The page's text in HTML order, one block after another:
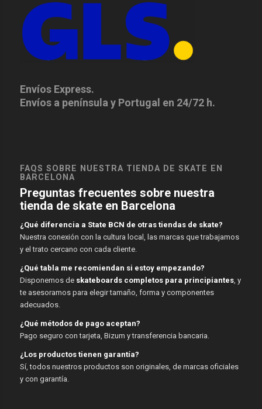
Envíos Express.
Envíos a península y Portugal en 24/72 h.
FAQS SOBRE NUESTRA TIENDA DE SKATE EN
BARCELONA
Preguntas frecuentes sobre nuestra
tienda de skate en Barcelona
¿Qué diferencia a State BCN de otras tiendas de skate?
Nuestra conexión con la cultura local, las marcas que trabajamos
y el trato cercano con cada cliente.
¿Qué tabla me recomiendan si estoy empezando?
Disponemos de skateboards completos para principiantes, y
te asesoramos para elegir tamaño, forma y componentes
adecuados.
¿Qué métodos de pago aceptan?
Pago seguro con tarjeta, Bizum y transferencia bancaria.
¿Los productos tienen garantía?
Sí, todos nuestros productos son originales, de marcas oficiales
y con garantía.